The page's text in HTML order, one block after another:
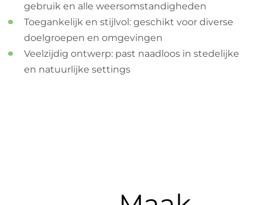
gebruik en alle weersomstandigheden
Toegankelijk en stijlvol: geschikt voor diverse
doelgroepen en omgevingen
Veelzijdig ontwerp: past naadloos in stedelijke
en natuurlijke settings